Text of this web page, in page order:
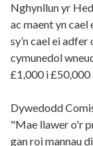
Nghynllun yr
ac maent yn cael
sy’n cael ei
cymunedol
£1,000 i
Dywedodd
"Mae llawer o'r
gan roi mannau